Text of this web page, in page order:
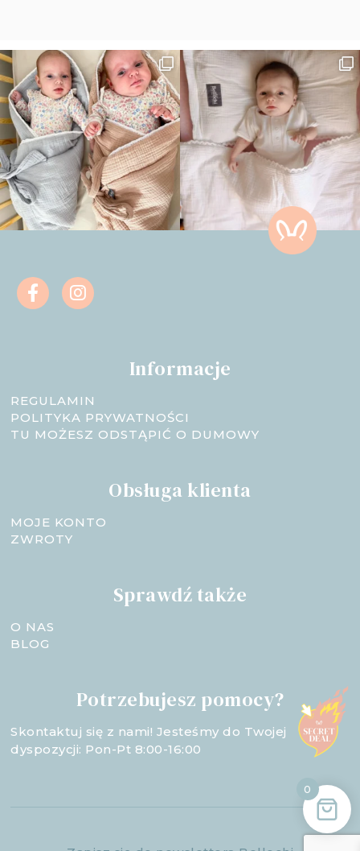
Informacje
REGULAMIN
POLITYKA PRYWATNOŚCI
TU MOŻESZ ODSTĄPIĆ O DUMOWY
Obsługa klienta
MOJE KONTO
ZWROTY
Sprawdź także
O NAS
BLOG
Potrzebujesz pomocy?
Skontaktuj się z nami! Jesteśmy do Twojej
dyspozycji: Pon-Pt 8:00-16:00
0